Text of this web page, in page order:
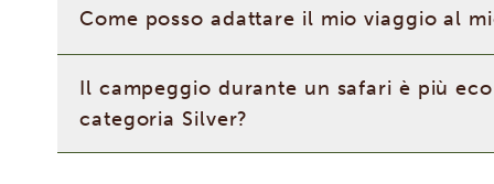
Come posso adattare il mio viaggio al
Il campeggio durante un safari è più
categoria Silver?